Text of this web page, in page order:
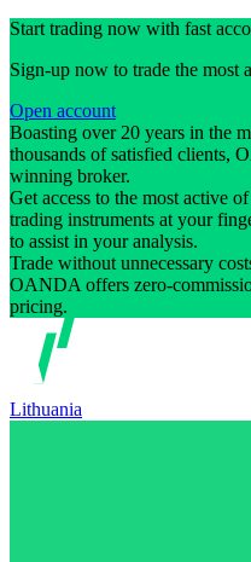
Start trading now with fast
Sign-up now to trade the most
Open account
Boasting over 20 years in the
thousands of satisfied clients,
winning broker.
Get access to the most active
trading instruments at your
to assist in your analysis.
Trade without unnecessary
OANDA offers zero-
pricing.
Lithuania